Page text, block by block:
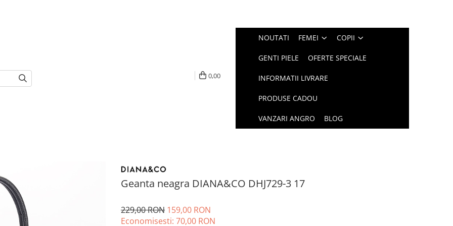
0,00
NOUTATI FEMEI COPII
GENTI PIELE OFERTE SPECIALE
INFORMATII LIVRARE
PRODUSE CADOU
VANZARI ANGRO BLOG
Geanta neagra DIANA&CO DHJ729-3 17
229,00 RON 159,00 RON
Economisesti: 70,00 RON